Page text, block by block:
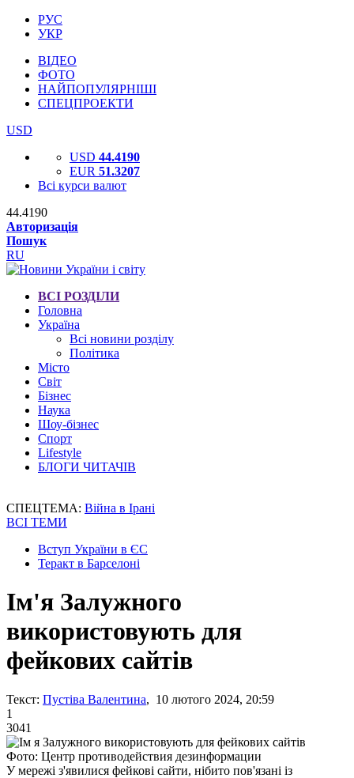
РУС
УКР
ВІДЕО
ФОТО
НАЙПОПУЛЯРНІШІ
СПЕЦПРОЕКТИ
USD
USD 44.4190
EUR 51.3207
Всі курси валют
44.4190
Авторизація
Пошук
RU
ВСІ РОЗДІЛИ
Головна
Україна
Всі новини розділу
Політика
Місто
Світ
Бізнес
Наука
Шоу-бізнес
Спорт
Lifestyle
БЛОГИ ЧИТАЧІВ
СПЕЦТЕМА: Війна в Ірані
ВСІ ТЕМИ
Вступ України в ЄС
Теракт в Барселоні
Ім'я Залужного
використовують для
фейкових сайтів
Текст: Пустіва Валентина, 10 лютого 2024, 20:59
1
3041
Фото: Центр противодействия дезинформации
У мережі з'явилися фейкові сайти, нібито пов'язані із